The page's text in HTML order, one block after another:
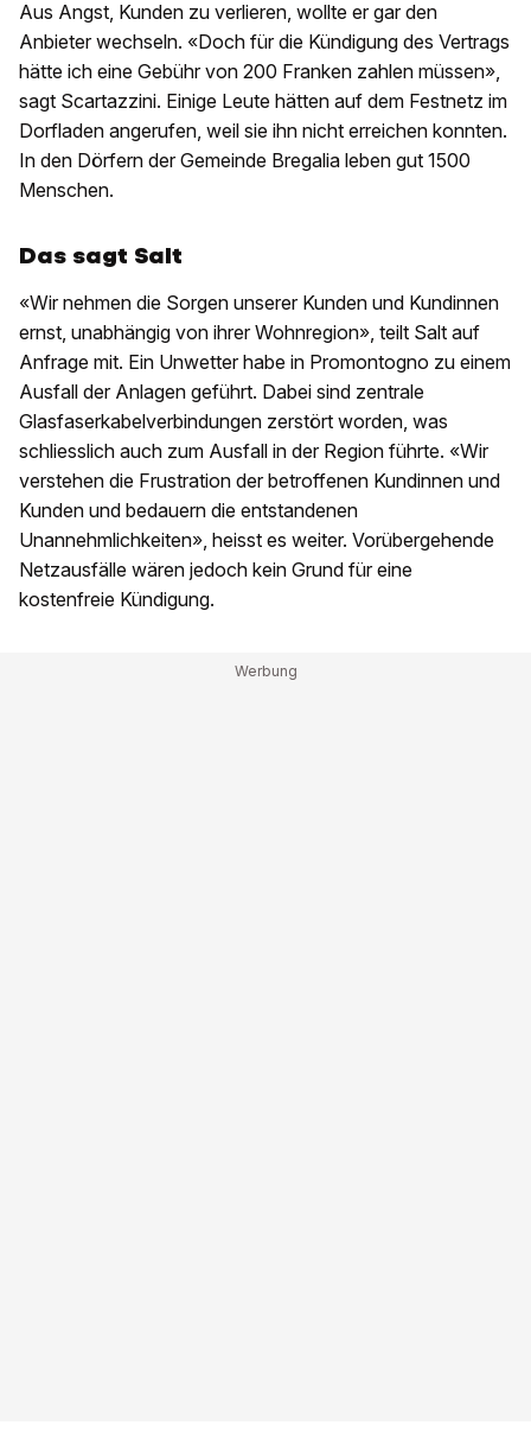
Aus Angst, Kunden zu verlieren, wollte er gar den
Anbieter wechseln. «Doch für die Kündigung des Vertrags
hätte ich eine Gebühr von 200 Franken zahlen müssen»,
sagt Scartazzini. Einige Leute hätten auf dem Festnetz im
Dorfladen angerufen, weil sie ihn nicht erreichen konnten.
In den Dörfern der Gemeinde Bregalia leben gut 1500
Menschen.
Das sagt Salt
«Wir nehmen die Sorgen unserer Kunden und Kundinnen
ernst, unabhängig von ihrer Wohnregion», teilt Salt auf
Anfrage mit. Ein Unwetter habe in Promontogno zu einem
Ausfall der Anlagen geführt. Dabei sind zentrale
Glasfaserkabelverbindungen zerstört worden, was
schliesslich auch zum Ausfall in der Region führte. «Wir
verstehen die Frustration der betroffenen Kundinnen und
Kunden und bedauern die entstandenen
Unannehmlichkeiten», heisst es weiter. Vorübergehende
Netzausfälle wären jedoch kein Grund für eine
kostenfreie Kündigung.